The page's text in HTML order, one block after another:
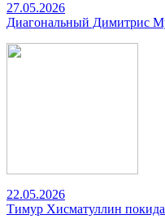
27.05.2026
Диагональный Димитрис
22.05.2026
Тимур Хисматуллин